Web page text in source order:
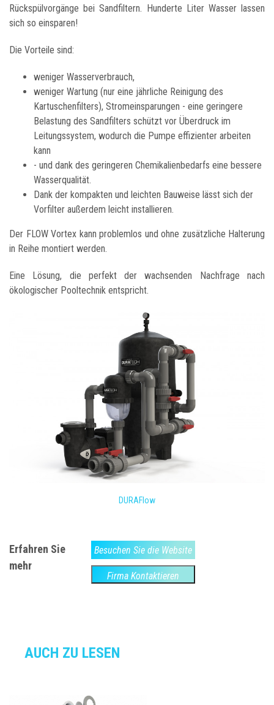
Rückspülvorgänge bei Sandfiltern. Hunderte Liter Wasser lassen
sich so einsparen!
Die Vorteile sind:
weniger Wasserverbrauch,
weniger Wartung (nur eine jährliche Reinigung des
Kartuschenfilters), Stromeinsparungen - eine geringere
Belastung des Sandfilters schützt vor Überdruck im
Leitungssystem, wodurch die Pumpe effizienter arbeiten
kann
- und dank des geringeren Chemikalienbedarfs eine bessere
Wasserqualität.
Dank der kompakten und leichten Bauweise lässt sich der
Vorfilter außerdem leicht installieren.
Der FLOW Vortex kann problemlos und ohne zusätzliche Halterung
in Reihe montiert werden.
Eine Lösung, die perfekt der wachsenden Nachfrage nach
ökologischer Pooltechnik entspricht.
DURAFlow
Erfahren Sie
mehr
Besuchen Sie die Website
Firma Kontaktieren
AUCH ZU LESEN